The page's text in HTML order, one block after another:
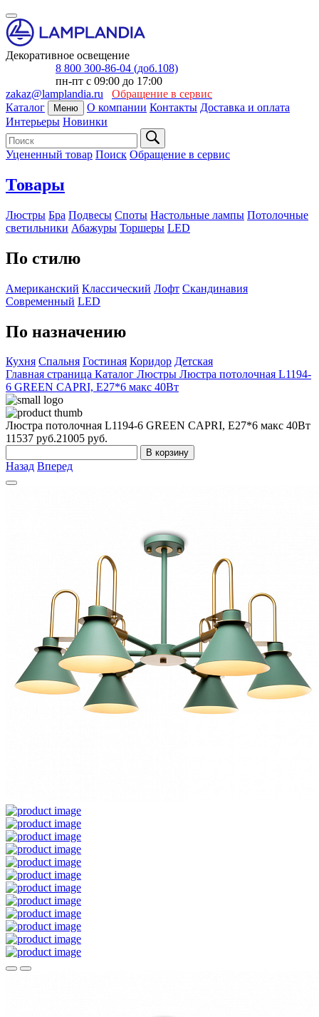
Декоративное освещение
8 800 300-86-04 (доб.108)
пн-пт с 09:00 до 17:00
zakaz@lamplandia.ru
Обращение в сервис
Каталог
Меню О компании Контакты Доставка и оплата
Интерьеры Новинки
Уцененный товар Поиск Обращение в сервис
Товары
Люстры Бра Подвесы Споты Настольные лампы Потолочные
светильники Абажуры Торшеры LED
По стилю
Американский Классический Лофт Скандинавия
Современный LED
По назначению
Кухня Спальня Гостиная Коридор Детская
Главная страница Каталог Люстры Люстра потолочная L1194-
6 GREEN CAPRI, Е27*6 макс 40Вт
Люстра потолочная L1194-6 GREEN CAPRI, Е27*6 макс 40Вт
11537 руб.21005 руб.
В корзину
Назад Вперед